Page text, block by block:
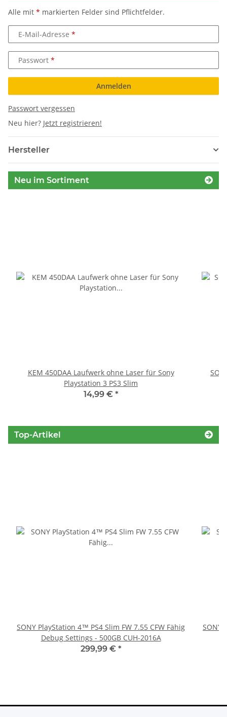
Alle mit * markierten Felder sind Pflichtfelder.
E-Mail-Adresse
Passwort
Anmelden
Passwort vergessen
Neu hier? Jetzt registrieren!
Hersteller
Neu im Sortiment
KEM 450DAA Laufwerk ohne Laser für Sony
Playstation 3 PS3 Slim
14,99 € *
Top-Artikel
SONY PlayStation 4™ PS4 Slim FW 7.55 CFW Fähig
Debug Settings - 500GB CUH-2016A
299,99 € *
SONY